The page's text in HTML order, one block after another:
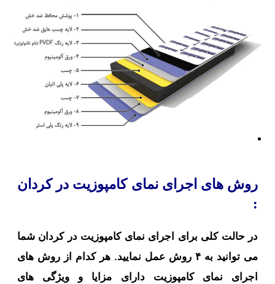
روش های اجرای نمای کامپوزیت در کردان
:
در حالت کلی برای اجرای نمای کامپوزیت در کردان شما
می توانید به ۴ روش عمل نمایید. هر کدام از روش های
اجرای نمای کامپوزیت دارای مزایا و ویژگی های